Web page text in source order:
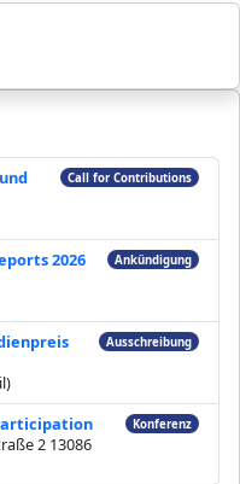
Call for Contributions
2026
Ankündigung
Ausschreibung
2 13086
Konferenz